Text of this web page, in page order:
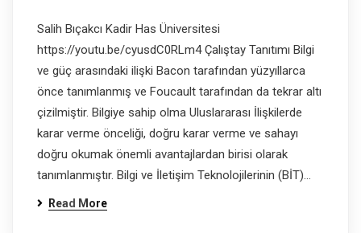
Salih Bıçakcı Kadir Has Üniversitesi
https://youtu.be/cyusdC0RLm4 Çalıştay Tanıtımı Bilgi
ve güç arasındaki ilişki Bacon tarafından yüzyıllarca
önce tanımlanmış ve Foucault tarafından da tekrar altı
çizilmiştir. Bilgiye sahip olma Uluslararası İlişkilerde
karar verme önceliği, doğru karar verme ve sahayı
doğru okumak önemli avantajlardan birisi olarak
tanımlanmıştır. Bilgi ve İletişim Teknolojilerinin (BİT)…
Read More